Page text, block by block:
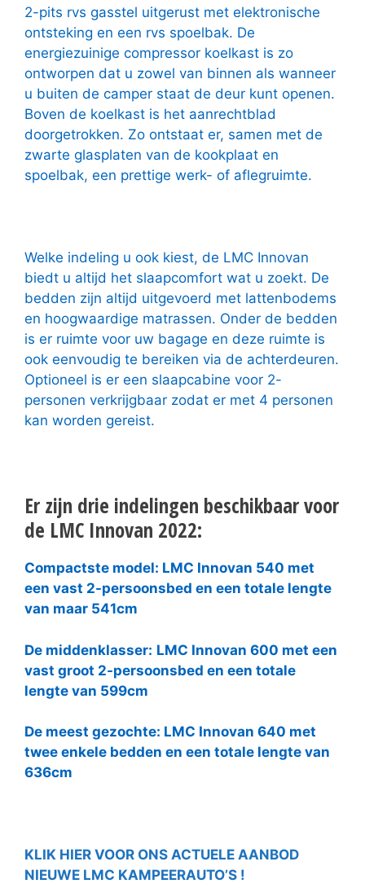
2-pits rvs gasstel uitgerust met elektronische
ontsteking en een rvs spoelbak. De
energiezuinige compressor koelkast is zo
ontworpen dat u zowel van binnen als wanneer
u buiten de camper staat de deur kunt openen.
Boven de koelkast is het aanrechtblad
doorgetrokken. Zo ontstaat er, samen met de
zwarte glasplaten van de kookplaat en
spoelbak, een prettige werk- of aflegruimte.
Welke indeling u ook kiest, de LMC Innovan
biedt u altijd het slaapcomfort wat u zoekt. De
bedden zijn altijd uitgevoerd met lattenbodems
en hoogwaardige matrassen. Onder de bedden
is er ruimte voor uw bagage en deze ruimte is
ook eenvoudig te bereiken via de achterdeuren.
Optioneel is er een slaapcabine voor 2-
personen verkrijgbaar zodat er met 4 personen
kan worden gereist.
Er zijn drie indelingen beschikbaar voor
de LMC Innovan 2022:
Compactste model: LMC Innovan 540 met
een vast 2-persoonsbed en een totale lengte
van maar 541cm
De middenklasser: LMC Innovan 600 met een
vast groot 2-persoonsbed en een totale
lengte van 599cm
De meest gezochte: LMC Innovan 640 met
twee enkele bedden en een totale lengte van
636cm
KLIK HIER VOOR ONS ACTUELE AANBOD
NIEUWE LMC KAMPEERAUTO’S !